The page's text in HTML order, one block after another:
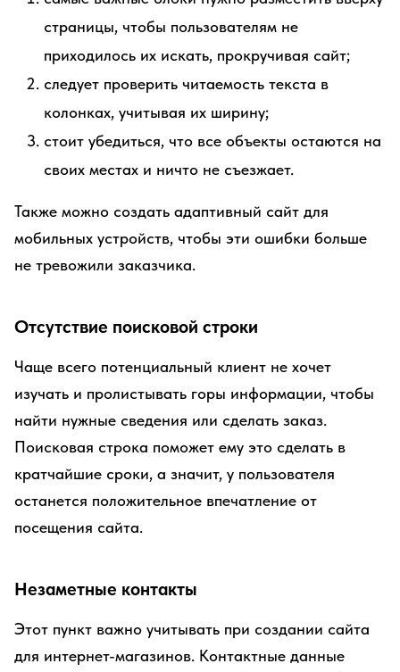
страницы, чтобы пользователям не
приходилось их искать, прокручивая сайт;
следует проверить читаемость текста в
колонках, учитывая их ширину;
стоит убедиться, что все объекты остаются на
своих местах и ничто не съезжает.
Также можно создать адаптивный сайт для
мобильных устройств, чтобы эти ошибки больше
не тревожили заказчика.
Отсутствие поисковой строки
Чаще всего потенциальный клиент не хочет
изучать и пролистывать горы информации, чтобы
найти нужные сведения или сделать заказ.
Поисковая строка поможет ему это сделать в
кратчайшие сроки, а значит, у пользователя
останется положительное впечатление от
посещения сайта.
Незаметные контакты
Этот пункт важно учитывать при создании сайта
для интернет-магазинов. Контактные данные